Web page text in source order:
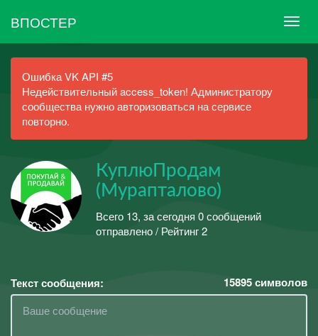
ВПОСТЕР
Ошибка VK API #5
Недействительный access_token! Администратору
сообщества нужно авторизоваться на сервисе
повторно.
КуплюПродам
(Мурапталово)
Всего 13, за сегодня 0 сообщений
отправлено / Рейтинг 2
Текст сообщения: 15895символов